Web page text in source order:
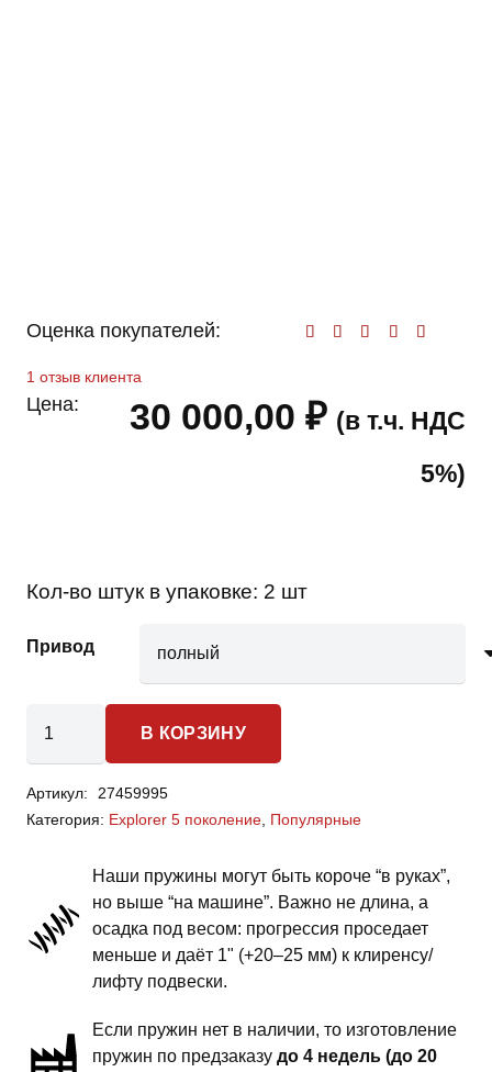
Оценка покупателей:
1 отзыв клиента
Цена: 30 000,00 ₽ (в т.ч. НДС
5%)
Кол-во штук в упаковке: 2 шт
Привод
товара
Explorer
5
пружины
задней
подвески
дюйм
В КОРЗИНУ
Артикул:
27459995
Категория: Explorer 5 поколение Популярные
Наши пружины могут быть короче “в руках”,
но выше “на машине”. Важно не длина, а
осадка под весом: прогрессия проседает
меньше и даёт 1" (+20–25 мм) к клиренсу/
лифту подвески.
Если пружин нет в наличии, то изготовление
пружин по предзаказу до 4 недель (до 20